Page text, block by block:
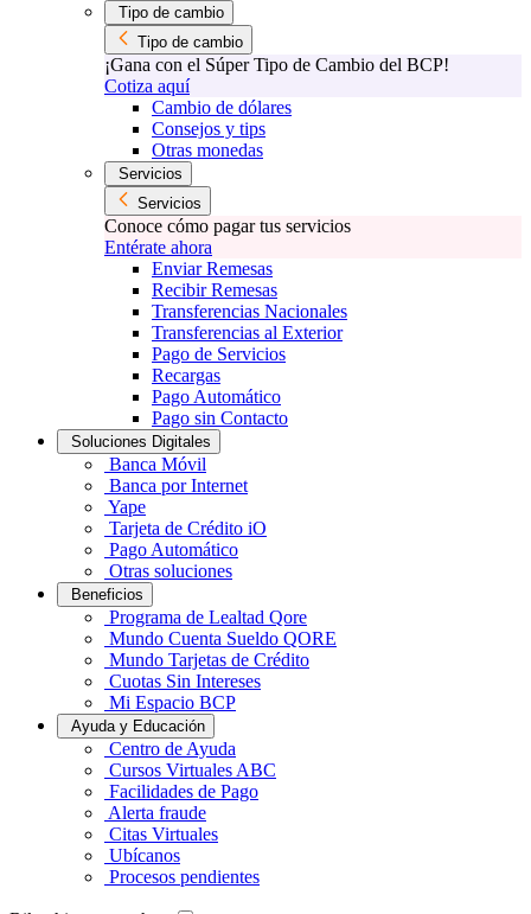
Tipo de cambio
Tipo de cambio
¡Gana con el Súper Tipo de Cambio del BCP!
Cotiza aquí
Cambio de dólares
Consejos y tips
Otras monedas
Servicios
Servicios
Conoce cómo pagar tus servicios
Entérate ahora
Enviar Remesas
Recibir Remesas
Transferencias Nacionales
Transferencias al Exterior
Pago de Servicios
Recargas
Pago Automático
Pago sin Contacto
Soluciones Digitales
Banca Móvil
Banca por Internet
Yape
Tarjeta de Crédito iO
Pago Automático
Otras soluciones
Beneficios
Programa de Lealtad Qore
Mundo Cuenta Sueldo QORE
Mundo Tarjetas de Crédito
Cuotas Sin Intereses
Mi Espacio BCP
Ayuda y Educación
Centro de Ayuda
Cursos Virtuales ABC
Facilidades de Pago
Alerta fraude
Citas Virtuales
Ubícanos
Procesos pendientes